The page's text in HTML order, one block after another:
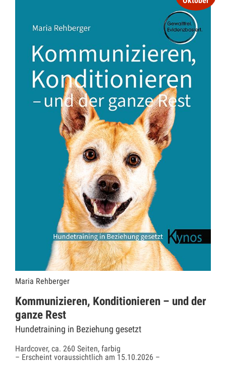
Maria Rehberger
Kommunizieren, Konditionieren – und der
ganze Rest
Hundetraining in Beziehung gesetzt
Hardcover, ca. 260 Seiten, farbig
– Erscheint voraussichtlich am 15.10.2026 –